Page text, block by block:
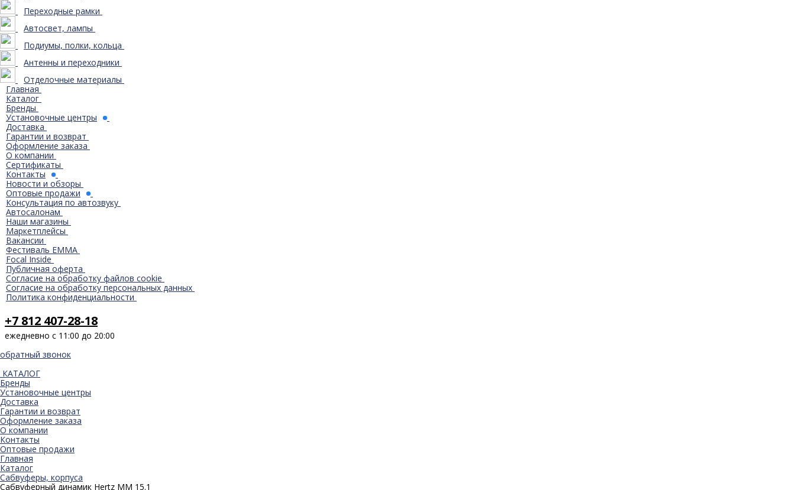
Переходные рамки
Автосвет, лампы
Подиумы, полки, кольца
Антенны и переходники
Отделочные материалы
Главная
Каталог
Бренды
Установочные центры
Доставка
Гарантии и возврат
Оформление заказа
О компании
Сертификаты
Контакты
Новости и обзоры
Оптовые продажи
Консультация по автозвуку
Автосалонам
Наши магазины
Маркетплейсы
Вакансии
Фестиваль EMMA
Focal Inside
Публичная оферта
Согласие на обработку файлов cookie
Согласие на обработку персональных данных
Политика конфиденциальности
+7 812 407-28-18
ежедневно с 11:00 до 20:00
обратный звонок
КАТАЛОГ
Бренды
Установочные центры
Доставка
Гарантии и возврат
Оформление заказа
О компании
Контакты
Оптовые продажи
Главная
Каталог
Сабвуферы, корпуса
Сабвуферный динамик Hertz MM 15.1